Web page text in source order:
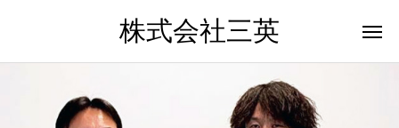
株式会社三英